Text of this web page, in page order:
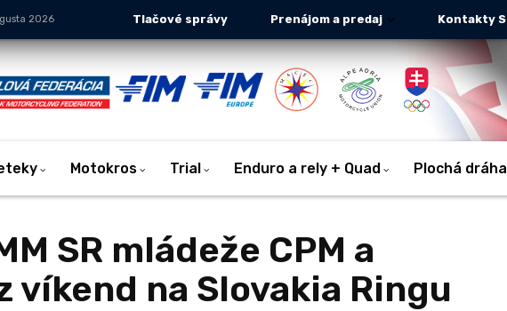
2026 Tlačové správy Prenájom a predaj Kontakty
Motokros Trial Enduro a rely + Quad Plochá dráha
SR mládeže CPM a
víkend na Slovakia Ringu